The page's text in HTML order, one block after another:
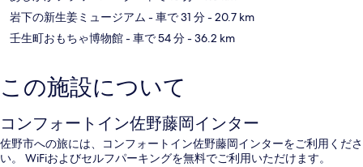
岩下の新生姜ミュージアム - 車で 31 分- 20.7 km
壬生町おもちゃ博物館- 車で 54 分- 36.2 km
この施設について
コンフォートイン佐野藤岡インター
佐野市への旅には、コンフォートイン佐野藤岡インターをご利用くださ
い。 WiFiおよびセルフパーキングを無料でご利用いただけます。